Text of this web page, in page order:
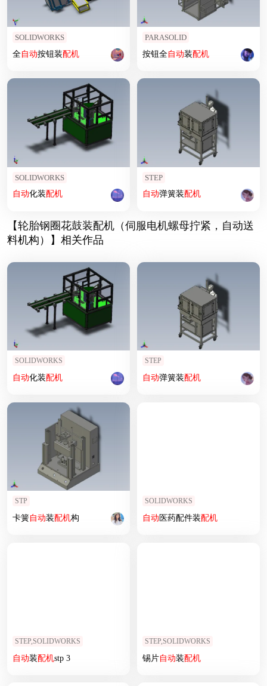
SOLIDWORKS
全自动按钮装配机
PARASOLID
按钮全自动装配机
SOLIDWORKS
自动化装配机
STEP
自动弹簧装配机
【轮胎钢圈花鼓装配机（伺服电机螺母拧紧，自动送
料机构）】相关作品
SOLIDWORKS
自动化装配机
STEP
自动弹簧装配机
STP
卡簧自动装配机构
SOLIDWORKS
自动医药配件装配机
STEP,SOLIDWORKS
自动装配机stp 3
STEP,SOLIDWORKS
锡片自动装配机